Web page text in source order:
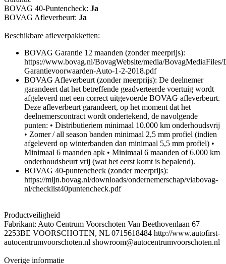
BOVAG 40-Puntencheck: Ja
BOVAG Afleverbeurt: Ja
Beschikbare afleverpakketten:
BOVAG Garantie 12 maanden (zonder meerprijs):
https://www.bovag.nl/BovagWebsite/media/
Garantievoorwaarden-Auto-1-2-2018.pdf
BOVAG Afleverbeurt (zonder meerprijs): De deelnemer
garandeert dat het betreffende geadverteerde voertuig wordt
afgeleverd met een correct uitgevoerde BOVAG afleverbeurt.
Deze afleverbeurt garandeert, op het moment dat het
deelnemerscontract wordt ondertekend, de navolgende
punten: • Distributieriem minimaal 10.000 km onderhoudsvrij
• Zomer / all season banden minimaal 2,5 mm profiel (indien
afgeleverd op winterbanden dan minimaal 5,5 mm profiel) •
Minimaal 6 maanden apk • Minimaal 6 maanden of 6.000 km
onderhoudsbeurt vrij (wat het eerst komt is bepalend).
BOVAG 40-puntencheck (zonder meerprijs):
https://mijn.bovag.nl/downloads/ondernemerschap/viabovag-
nl/checklist40puntencheck.pdf
Productveiligheid
Fabrikant: Auto Centrum Voorschoten Van Beethovenlaan 67
2253BE VOORSCHOTEN, NL 0715618484 http://www.autofirst-
autocentrumvoorschoten.nl showroom@autocentrumvoorschoten.nl
Overige informatie